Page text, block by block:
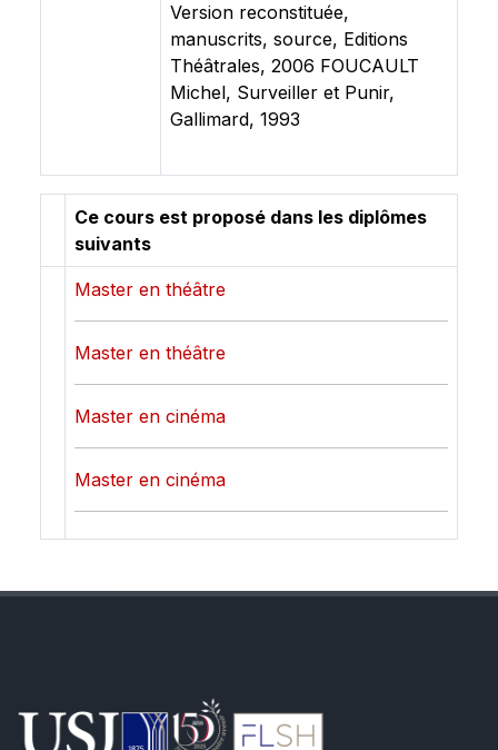
Version reconstituée,
manuscrits, source, Editions
Théâtrales, 2006 FOUCAULT
Michel, Surveiller et Punir,
Gallimard, 1993
Ce cours est proposé dans les diplômes
suivants
Master en théâtre
Master en théâtre
Master en cinéma
Master en cinéma